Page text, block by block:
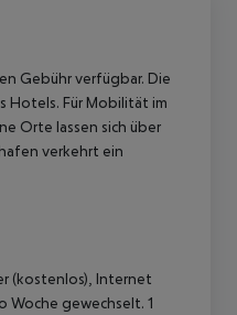
Gebühr verfügbar. Die
Hotels. Für Mobilität im
Orte lassen sich über
verkehrt ein
(kostenlos), Internet
Woche gewechselt. 1